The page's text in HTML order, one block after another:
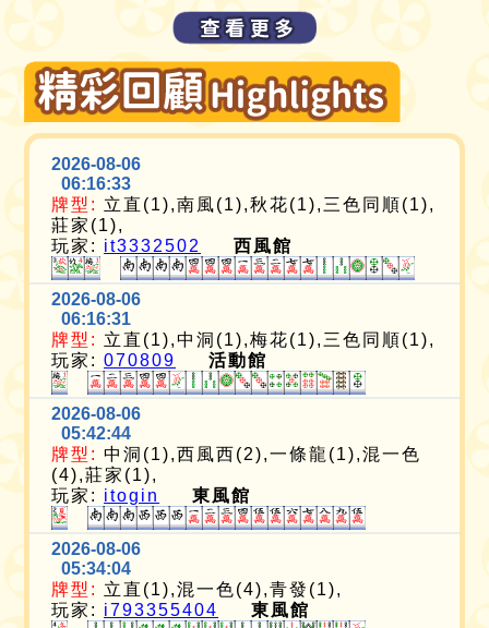
2026-08-06
06:16:33
牌型: 立直(1),南風(1),秋花(1),三色同順(1),
莊家(1),
玩家: it3332502 西風館
2026-08-06
06:16:31
牌型: 立直(1),中洞(1),梅花(1),三色同順(1),
玩家:070809 活動館
2026-08-06
05:42:44
牌型: 中洞(1),西風西(2),一條龍(1),混一色
(4),莊家(1),
玩家: itogin 東風館
2026-08-06
05:34:04
牌型: 立直(1),混一色(4),青發(1),
玩家: i793355404 東風館